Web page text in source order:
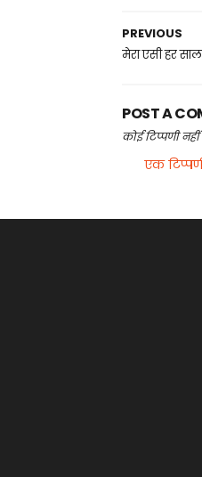
PREVIOUS
मेरा एसी हर
POST A
कोई टिप्पणी नहीं
एक